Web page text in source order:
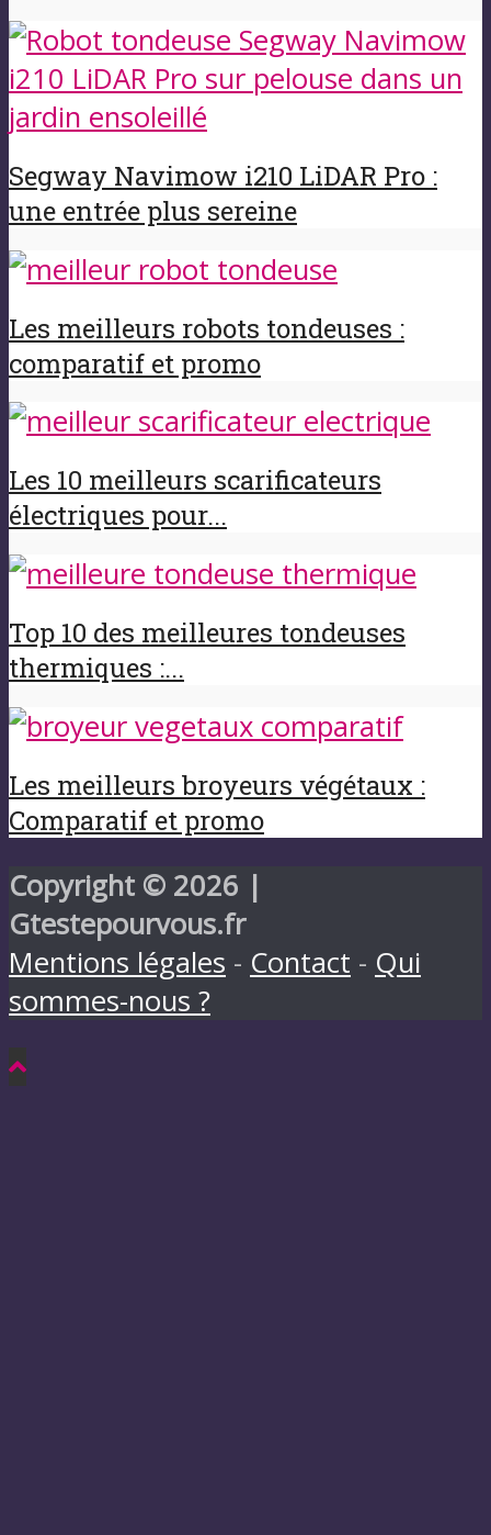
Segway Navimow i210 LiDAR Pro :
une entrée plus sereine
Les meilleurs robots tondeuses :
comparatif et promo
Les 10 meilleurs scarificateurs
électriques pour...
Top 10 des meilleures tondeuses
thermiques :...
Les meilleurs broyeurs végétaux :
Comparatif et promo
Copyright © 2026 |
Gtestepourvous.fr
Mentions légales - Contact - Qui
sommes-nous ?